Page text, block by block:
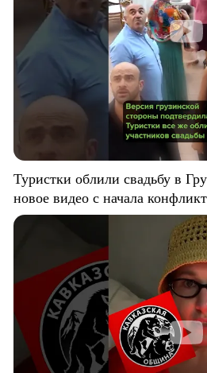
Туристки облили свадьбу в
новое видео с начала